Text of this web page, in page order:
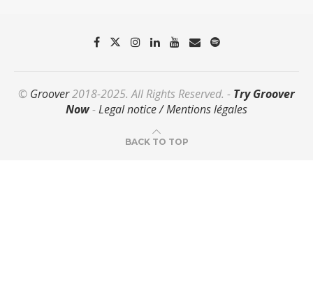
© Groover2018-2025. All Rights Reserved. - Try Groover
Now-Legal notice / Mentions légales
BACK TO TOP